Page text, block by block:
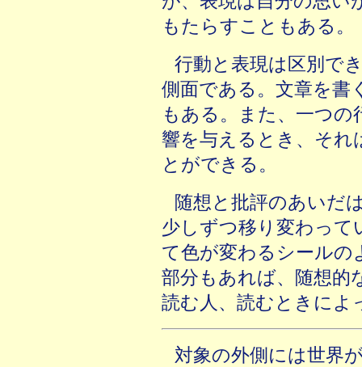
もたらすこともある。
行動と表現は区別で
側面である。文章を書
もある。また、一つの
響を与えるとき、それ
とができる。
随想と批評のあいだ
少しずつ移り変わって
て色が変わるシールの
部分もあれば、随想的
読む人、読むときによ
対象の外側には世界